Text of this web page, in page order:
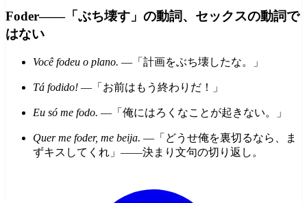
Foder——「ぶち壊す」の動詞、セックスの動詞で
はない
Você fodeu o plano. —「計画をぶち壊したな。」
Tá fodido! —「お前はもう終わりだ！」
Eu só me fodo. —「俺にはろくなことが起きない。」
Quer me foder, me beija. —「どうせ俺を裏切るなら、ま
ずキスしてくれ」——決まり文句の切り返し。